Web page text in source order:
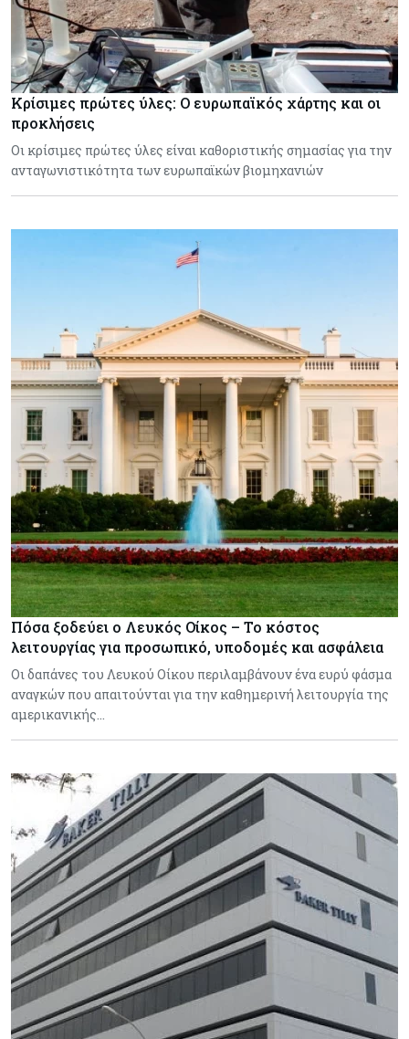
Κρίσιμες πρώτες ύλες: Ο ευρωπαϊκός χάρτης και οι
προκλήσεις
Οι κρίσιμες πρώτες ύλες είναι καθοριστικής σημασίας για την
ανταγωνιστικότητα των ευρωπαϊκών βιομηχανιών
Πόσα ξοδεύει ο Λευκός Οίκος – Το κόστος
λειτουργίας για προσωπικό, υποδομές και ασφάλεια
Οι δαπάνες του Λευκού Οίκου περιλαμβάνουν ένα ευρύ φάσμα
αναγκών που απαιτούνται για την καθημερινή λειτουργία της
αμερικανικής…